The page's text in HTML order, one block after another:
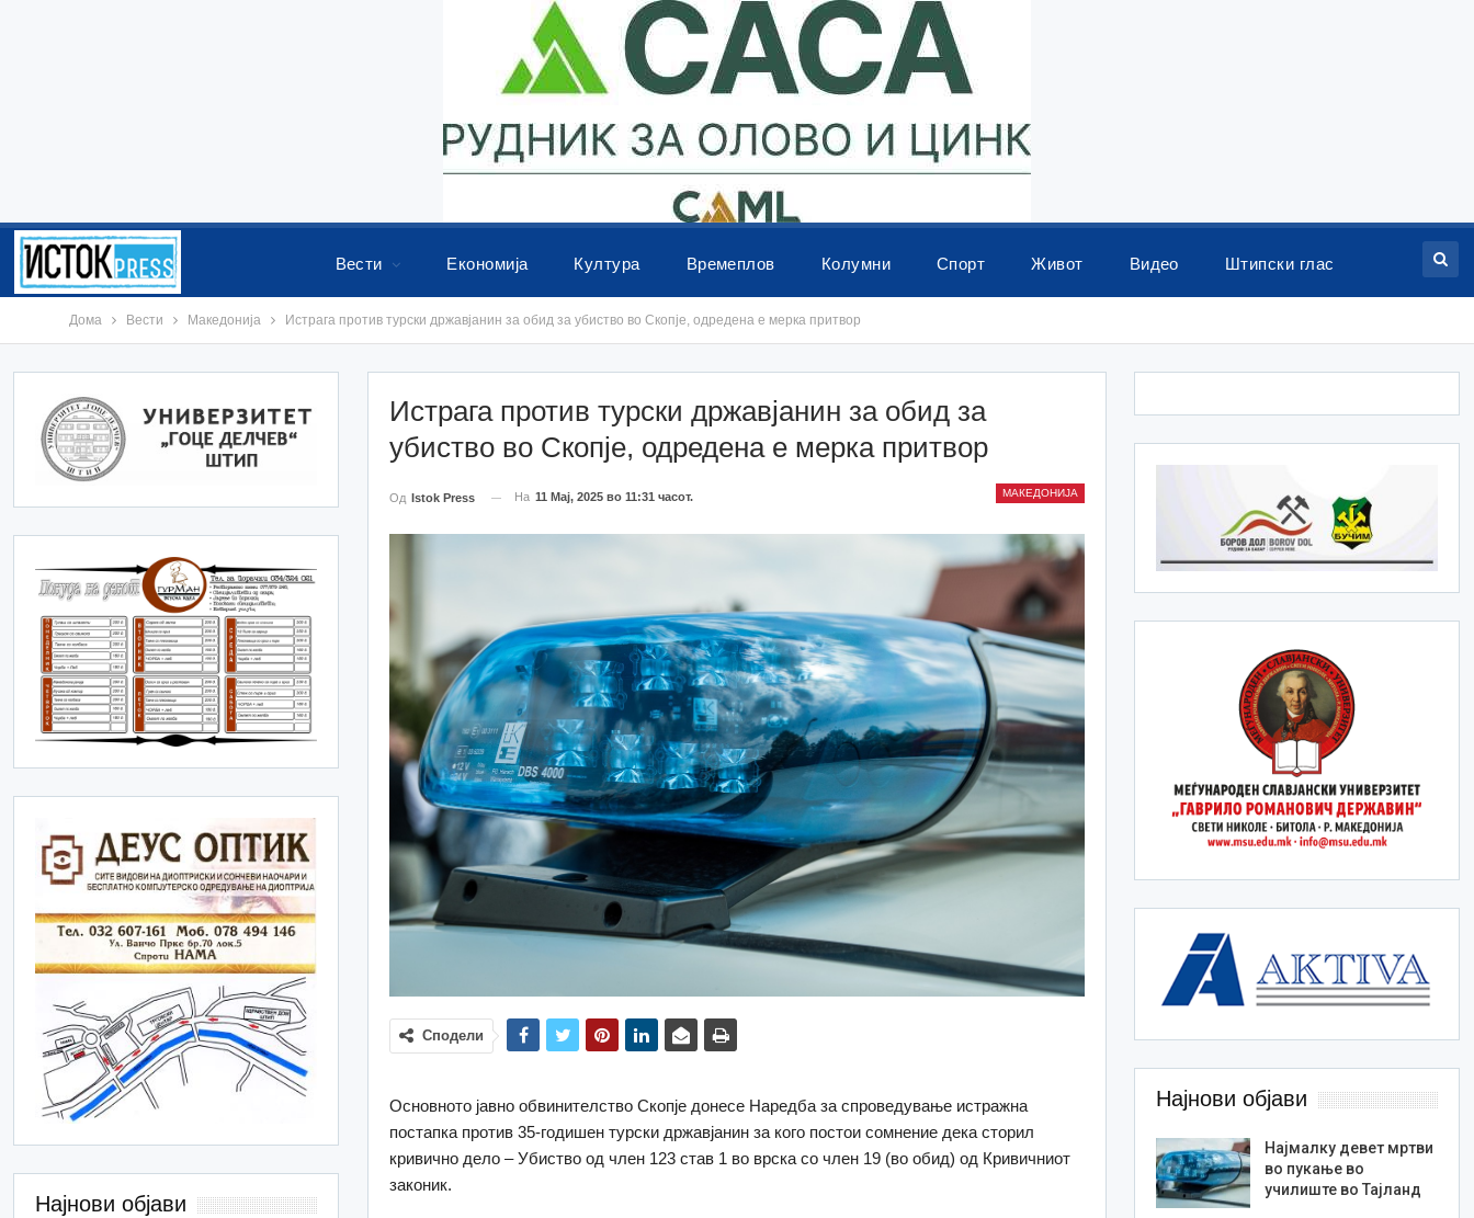
Вести Економија Култура Времеплов Колумни Спорт Живот Видео Штипски глас
Дома Вести Македонија Истрага против турски државјанин за обид за убиство во Скопје, одредена е мерка притвор
Истрага против турски државјанин за обид за
убиство во Скопје, одредена е мерка притвор
МАКЕДОНИЈА
Од Istok Press На 11 Мај, 2025 во 11:31 часот.
Сподели
Основното јавно обвинителство Скопје донесе Наредба за спроведување истражна
постапка против 35-годишен турски државјанин за кого постои сомнение дека сторил
кривично дело – Убиство од член 123 став 1 во врска со член 19 (во обид) од Кривичниот
законик.
Најнови објави
Најмалку девет мртви
во пукање во
училиште во Тајланд
Најнови објави